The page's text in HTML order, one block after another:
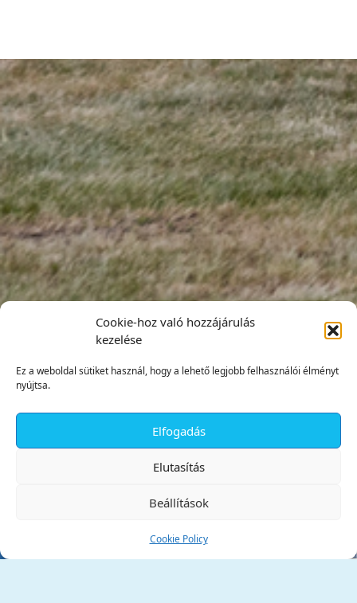
Cookie-hoz való hozzájárulás
kezelése
Ez a weboldal sütiket használ, hogy a lehető legjobb felhasználói élményt
nyújtsa.
Elfogadás
Elutasítás
Beállítások
Cookie Policy
Tata Város Önkormányzata
✕